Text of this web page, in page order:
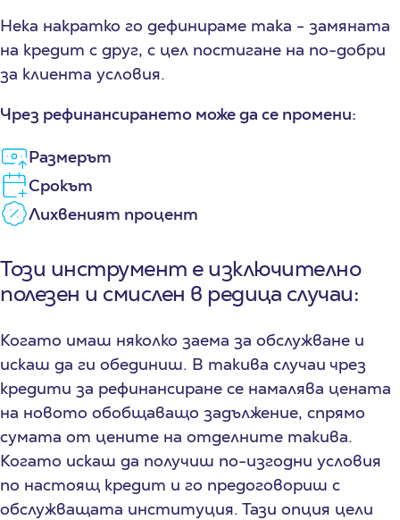
Нека накратко го дефинираме така - замяната
на кредит с друг, с цел постигане на по-добри
за клиента условия.
Чрез рефинансирането може да се промени:
Размерът
Срокът
Лихвеният процент
Този инструмент е изключително
полезен и смислен в редица случаи:
Когато имаш няколко заема за обслужване и
искаш да ги обединиш. В такива случаи чрез
кредити за рефинансиране се намалява цената
на новото обобщаващо задължение, спрямо
сумата от цените на отделните такива.
Когато искаш да получиш по-изгодни условия
по настоящ кредит и го предоговориш с
обслужващата институция. Тази опция цели